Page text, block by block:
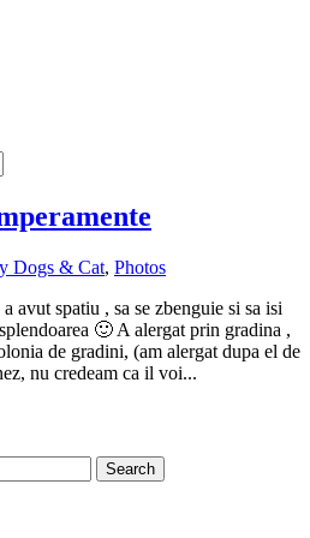
Dogs & Cat, Photos
avut spatiu , sa se zbenguie si sa isi
🙂 A alergat prin gradina ,
de gradini, (am alergat dupa el de
nu credeam ca il voi...